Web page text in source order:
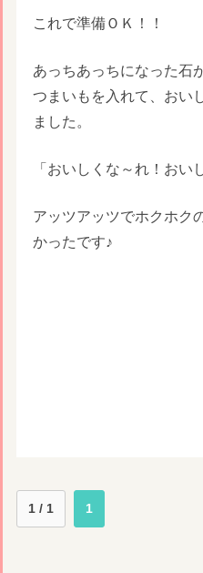
これで準備ＯＫ！！
あっちあっちになった石
つまいもを入れて、おい
ました。
「おいしくな～れ！おい
アッツアッツでホクホク
かったです♪
1 / 1 1